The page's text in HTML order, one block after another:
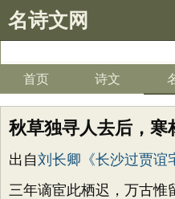
名诗文网
首页 诗文
秋草独寻人去后，寒
出自刘长卿《长沙过贾谊
三年谪宦此栖迟，万古惟